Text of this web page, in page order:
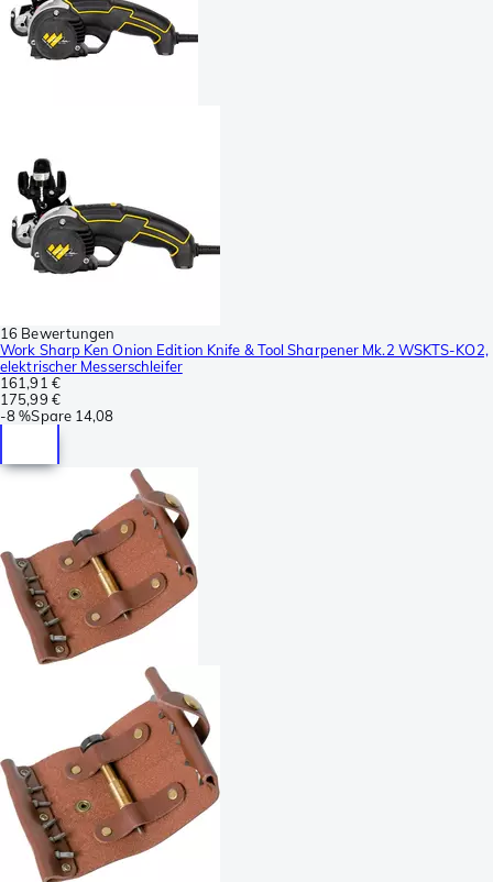
16 Bewertungen
Work Sharp Ken Onion Edition Knife & Tool Sharpener Mk.2 WSKTS-KO2,
elektrischer Messerschleifer
161,91 €
175,99 €
-8 %Spare 14,08